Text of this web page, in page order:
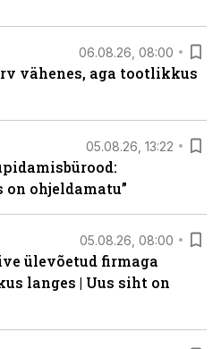
06.08.26, 08:00
vähenes, aga tootlikkus
05.08.26, 13:22
ohjeldamatu”
05.08.26, 08:00
ülevõetud firmaga
langes | Uus siht on